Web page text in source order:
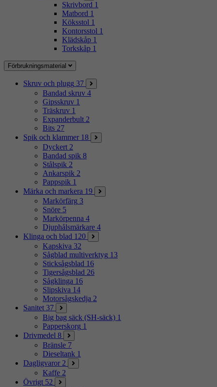
Skrivbord 1
Matbord 1
Köksstol 1
Kontorsstol 1
Klädskåp 1
Torkskåp 1
Förbrukningsmaterial
Skruv och plugg 37
Bandad skruv 4
Gipsskruv 1
Träskruv 1
Expanderbult 2
Bits 27
Spik och klammer 18
Dyckert 2
Bandad spik 8
Stålspik 2
Ankarspik 2
Pappspik 1
Märka och markera 19
Markörfärg 3
Snöre 5
Markörpenna 4
Djuphålsmärkare 4
Klinga och blad 120
Kapskiva 32
Sågblad multiverktyg 13
Sticksågsblad 16
Tigersågsblad 26
Sågklinga 16
Slipskiva 14
Motorsågskedja 2
Sanitet 37
Big bag säck (SH-säck) 1
Papperskorg 1
Drivmedel 8
Bränsle 7
Dieseltank 1
Dagligvaror 2
Kaffe 2
Övrigt 52